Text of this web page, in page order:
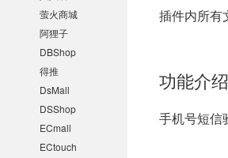
萤火商城
阿狸子
DBShop
得推
DsMall
DSShop
ECmall
ECtouch
插件内所有
功能介绍
手机号短信